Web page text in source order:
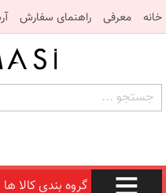
خانه معرفی راهنمای سفارش
گروه بندی کالا ها